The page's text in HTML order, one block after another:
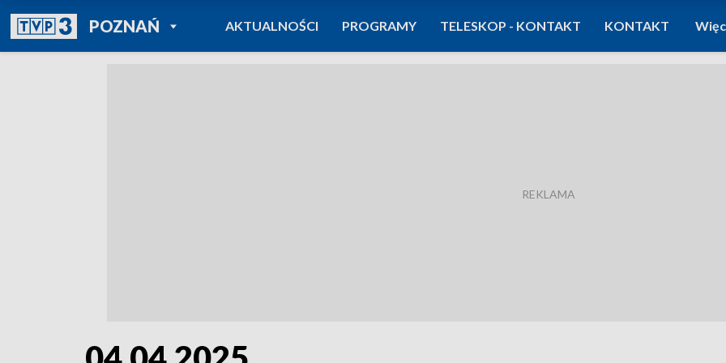
POZNAŃPOWRÓT DO
TVP REGIONY
AKTUALNOŚCI PROGRAMY TELESKOP - KONTAKT KONTAKT